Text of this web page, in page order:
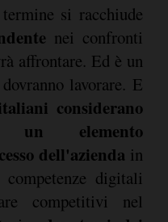
si racchiude
nei confronti
affrontare. Ed è un
lavorare. E
considerano
un elemento
dell'azienda in
digitali
competitivi nel